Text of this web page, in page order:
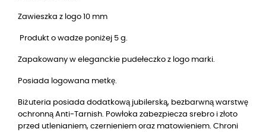
Zawieszka z logo 10 mm
Produkt o wadze poniżej 5 g.
Zapakowany w eleganckie pudełeczko z logo marki.
Posiada logowana metkę.
Biżuteria posiada dodatkową jubilerską, bezbarwną warstwę
ochronną Anti-Tarnish. Powłoka zabezpiecza srebro i złoto
przed utlenianiem, czernieniem oraz matowieniem. Chroni